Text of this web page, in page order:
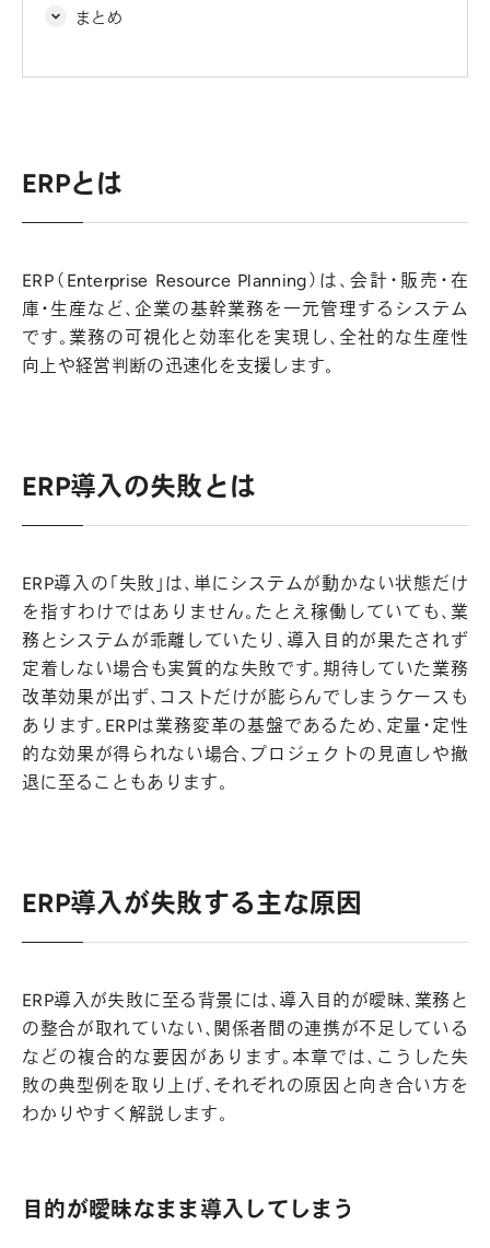
まとめ
ERPとは
ERP（Enterprise Resource Planning）は、会計・販売・在
庫・生産など、企業の基幹業務を一元管理するシステム
です。業務の可視化と効率化を実現し、全社的な生産性
向上や経営判断の迅速化を支援します。
ERP導入の失敗とは
ERP導入の「失敗」は、単にシステムが動かない状態だけ
を指すわけではありません。たとえ稼働していても、業
務とシステムが乖離していたり、導入目的が果たされず
定着しない場合も実質的な失敗です。期待していた業務
改革効果が出ず、コストだけが膨らんでしまうケースも
あります。ERPは業務変革の基盤であるため、定量・定性
的な効果が得られない場合、プロジェクトの見直しや撤
退に至ることもあります。
ERP導入が失敗する主な原因
ERP導入が失敗に至る背景には、導入目的が曖昧、業務と
の整合が取れていない、関係者間の連携が不足している
などの複合的な要因があります。本章では、こうした失
敗の典型例を取り上げ、それぞれの原因と向き合い方を
わかりやすく解説します。
目的が曖昧なまま導入してしまう